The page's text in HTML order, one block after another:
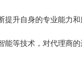
提升自身的专业能力
能等技术，对代理商